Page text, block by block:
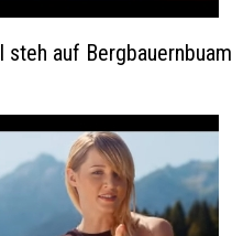
I steh auf Bergbauernbuam